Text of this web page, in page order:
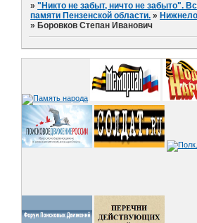
»"Никто не забыт, ничто не забыто".
памяти Пензенской области. »
» Боровков Степан Иванович